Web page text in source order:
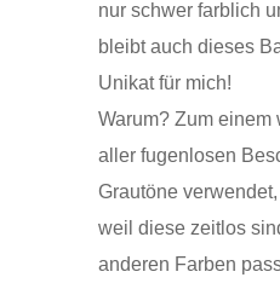
nur schwer farblich
bleibt auch dieses
Unikat für mich!
Warum? Zum einem
aller fugenlosen
Grautöne
weil diese zeitlos
anderen Farben